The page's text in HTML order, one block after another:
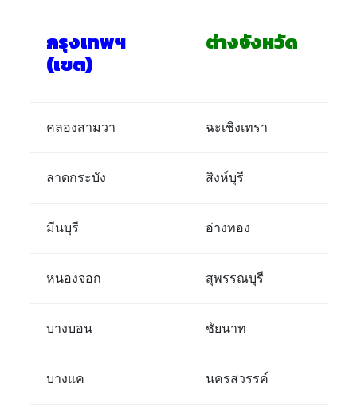
กรุงเทพฯ
(เขต)
ต่างจังหวัด
คลองสามวา ฉะเชิงเทรา
ลาดกระบัง สิงห์บุรี
มีนบุรี อ่างทอง
หนองจอก สุพรรณบุรี
บางบอน ชัยนาท
บางแค นครสวรรค์